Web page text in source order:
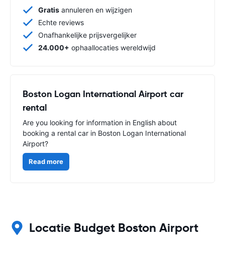
Gratis annuleren en wijzigen
Echte reviews
Onafhankelijke prijsvergelijker
24.000+ ophaallocaties wereldwijd
Boston Logan International Airport car
rental
Are you looking for information in English about
booking a rental car in Boston Logan International
Airport?
Read more
Locatie Budget Boston Airport